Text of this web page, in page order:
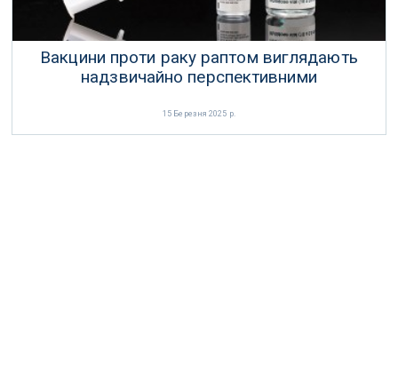
Вакцини проти раку раптом виглядають
надзвичайно перспективними
15 Березня 2025 р.